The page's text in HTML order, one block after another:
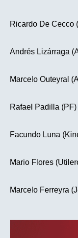
Ricardo De Cecco
Andrés Lizárraga
Marcelo Outeyral
Rafael Padilla (PF)
Facundo Luna
Mario Flores
Marcelo Ferreyra